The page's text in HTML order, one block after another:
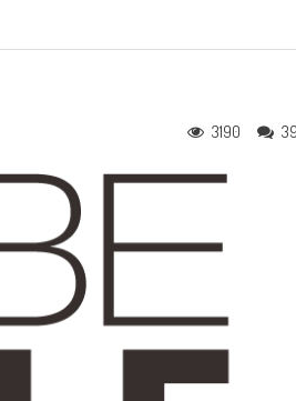
3190